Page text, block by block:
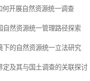
何开展自然资源统一调查
自然资源统一管理路径探索
下的自然资源统一立法研究
定及其与国土调查的关联探讨